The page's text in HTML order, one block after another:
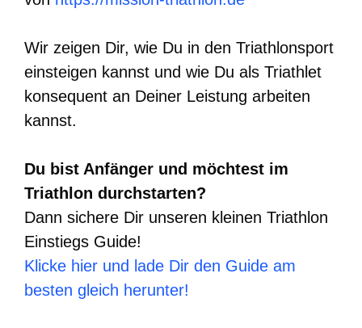
Wir zeigen Dir, wie Du in den Triathlonsport
einsteigen kannst und wie Du als Triathlet
konsequent an Deiner Leistung arbeiten
kannst.
Du bist Anfänger und möchtest im
Triathlon durchstarten?
Dann sichere Dir unseren kleinen Triathlon
Einstiegs Guide!
Klicke hier und lade Dir den Guide am
besten gleich herunter!